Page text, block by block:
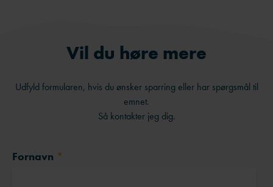
Vil du høre mere
Udfyld formularen, hvis du ønsker sparring eller har spørgsmål til
emnet.
Så kontakter jeg dig.
Fornavn *